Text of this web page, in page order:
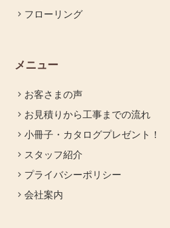
フローリング
メニュー
お客さまの声
お見積りから工事までの流れ
小冊子・カタログプレゼント！
スタッフ紹介
プライバシーポリシー
会社案内